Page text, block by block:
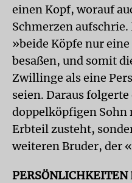
einen Kopf, worauf
Schmerzen
»beide Köpfe nur
besaßen, und somit
Zwillinge als eine
seien. Daraus folgerte
doppelköpfigen Sohn
Erbteil zusteht,
weiteren Bruder, der
PERSÖNLICHKEITEN